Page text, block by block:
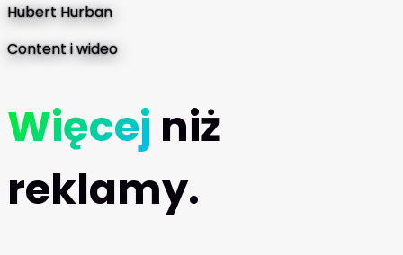
Hubert Hurban
Content i wideo
Więcej niż
reklamy.